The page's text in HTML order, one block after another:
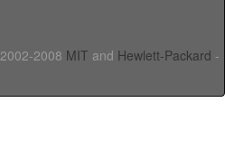
2008 MIT and Hewlett-Packard -